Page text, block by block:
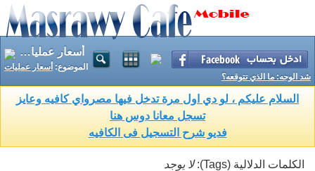
أسعار عمليات شد الوجه: ما الذي تتوقعه؟
الموضوع: أسعار عمليات
شد الوجه: ما الذي تتوقعه؟
السلام عليكم ، لو دي اول مرة تدخل فيها مصرواي كافيه وعايز
تسجل معانا دوس هنا
فديو شرح التسجيل فى الكافيه
الكلمات الدلالية (Tags):
لا يوجد